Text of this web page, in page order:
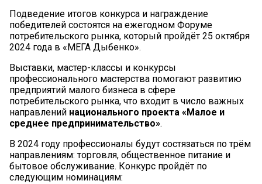
Подведение итогов конкурса и награждение
победителей состоятся на ежегодном Форуме
потребительского рынка, который пройдёт 25 октября
2024 года в «МЕГА Дыбенко».
Выставки, мастер-классы и конкурсы
профессионального мастерства помогают развитию
предприятий малого бизнеса в сфере
потребительского рынка, что входит в число важных
направлений национального проекта «Малое и
среднее предпринимательство».
В 2024 году профессионалы будут состязаться по трём
направлениям: торговля, общественное питание и
бытовое обслуживание. Конкурс пройдёт по
следующим номинациям: